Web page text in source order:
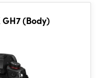
(Body)